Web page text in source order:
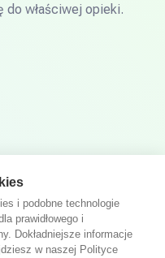
do właściwej opieki.
i podobne technologie
prawidłowego i
Dokładniejsze informacje
w naszej Polityce